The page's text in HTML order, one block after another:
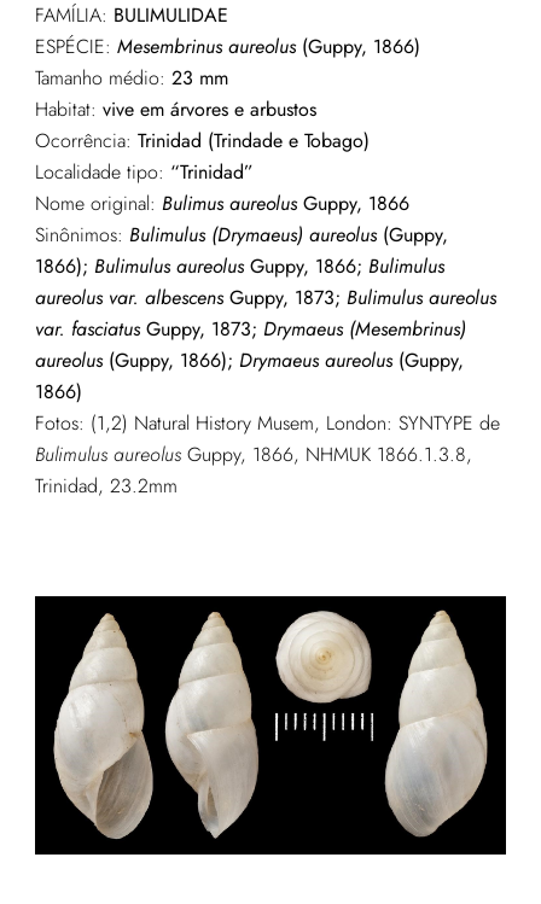
FAMÍLIA: BULIMULIDAE
ESPÉCIE: Mesembrinus aureolus(Guppy, 1866)
Tamanho médio: 23 mm
Habitat: vive em árvores e arbustos
Ocorrência: Trinidad (Trindade e Tobago)
Localidade tipo: “Trinidad”
Nome original: Bulimus aureolusGuppy, 1866
Sinônimos: Bulimulus (Drymaeus) aureolus(Guppy,
1866); Bulimulus aureolusGuppy, 1866; Bulimulus
aureolus var. albescensGuppy, 1873; Bulimulus aureolus
var. fasciatusGuppy, 1873; Drymaeus (Mesembrinus)
aureolus(Guppy, 1866); Drymaeus aureolus(Guppy,
1866)
Fotos: (1,2) Natural History Musem, London: SYNTYPE de
Bulimulus aureolusGuppy, 1866, NHMUK 1866.1.3.8,
Trinidad, 23.2mm